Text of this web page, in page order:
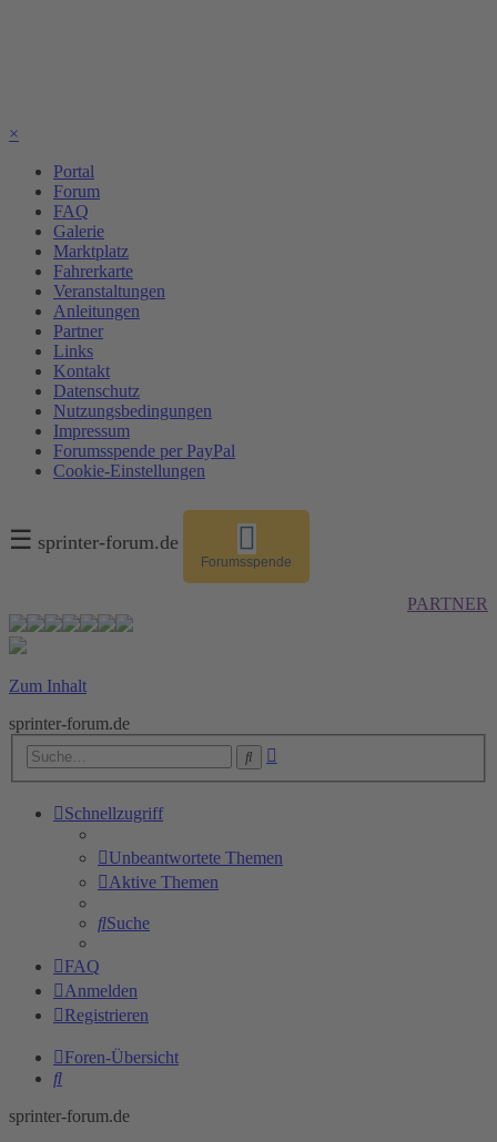
×
Portal
Forum
FAQ
Galerie
Marktplatz
Fahrerkarte
Veranstaltungen
Anleitungen
Partner
Links
Kontakt
Datenschutz
Nutzungsbedingungen
Impressum
Forumsspende per PayPal
Cookie-Einstellungen
☰ sprinter-forum.de
Forumsspende
PARTNER
Zum Inhalt
sprinter-forum.de
Suche
Schnellzugriff
Unbeantwortete Themen
Aktive Themen
Suche
FAQ
Anmelden
Registrieren
Foren-Übersicht
Suche
sprinter-forum.de